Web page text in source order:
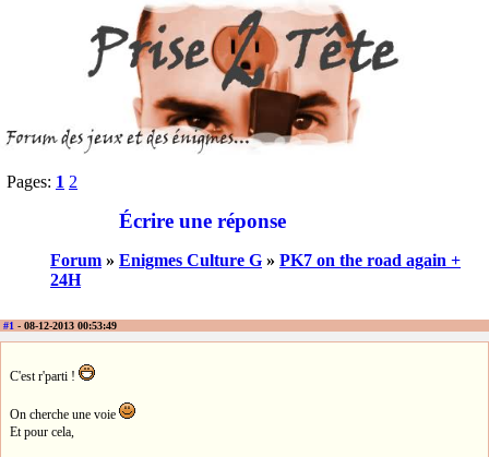
Pages: 1 2
Écrire une réponse
Forum » Enigmes Culture G » PK7 on the road again +
24H
#1 - 08-12-2013 00:53:49
C'est r'parti !
On cherche une voie
Et pour cela,